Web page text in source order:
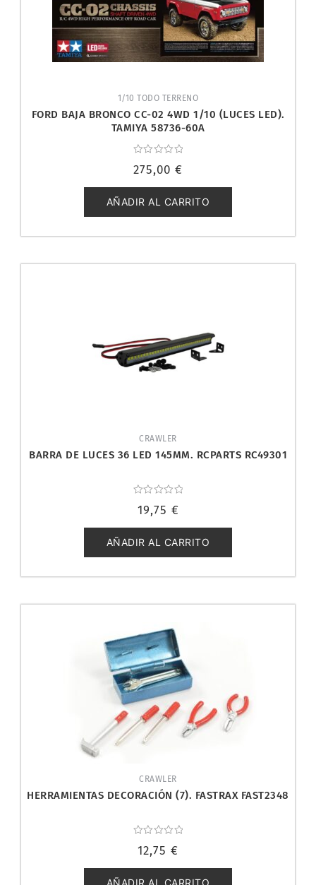
1/10 TODO TERRENO
FORD BAJA BRONCO CC-02 4WD 1/10 (LUCES LED).
TAMIYA 58736-60A
con
de
5
275,00 €
AÑADIR AL CARRITO
CRAWLER
BARRA DE LUCES 36 LED 145MM. RCPARTS RC49301
con
de
5
19,75 €
AÑADIR AL CARRITO
CRAWLER
HERRAMIENTAS DECORACIÓN (7). FASTRAX FAST2348
con
de
5
12,75 €